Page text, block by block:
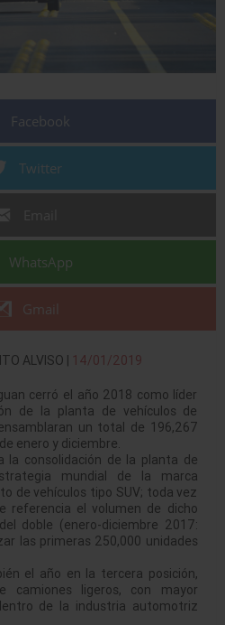
Facebook
Twitter
WhatsApp
Gmail
ALVISO | 14/01/2019
cerró el año 2018 como líder
de la planta de vehículos de
un total de 196,267
enero y diciembre.
la consolidación de la planta de
mundial de la marca
de vehículos tipo SUV; toda vez
referencia el volumen de dicho
doble (enero-diciembre 2017:
las primeras 250,000 unidades
el año en la tercera posición,
camiones ligeros, con mayor
de la industria automotriz